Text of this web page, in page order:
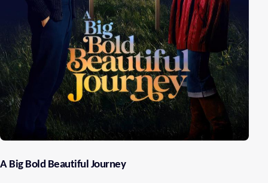
A Big Bold Beautiful Journey